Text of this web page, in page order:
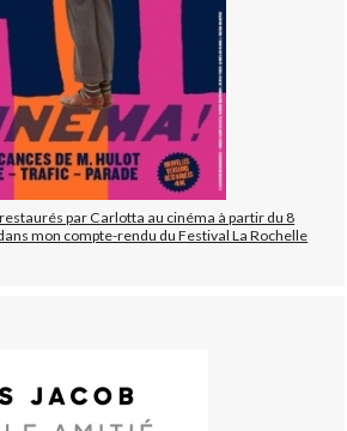
par Carlotta au cinéma à partir du 8
mon compte-rendu du Festival La Rochelle